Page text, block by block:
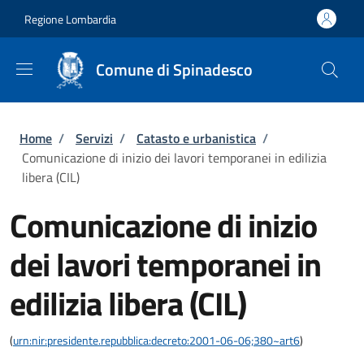
Regione Lombardia
Comune di Spinadesco
Briciole di pane
Home / Servizi / Catasto e urbanistica /
Comunicazione di inizio dei lavori temporanei in edilizia
libera (CIL)
Comunicazione di inizio
dei lavori temporanei in
edilizia libera (CIL)
(urn:nir:presidente.repubblica:decreto:2001-06-06;380~art6)